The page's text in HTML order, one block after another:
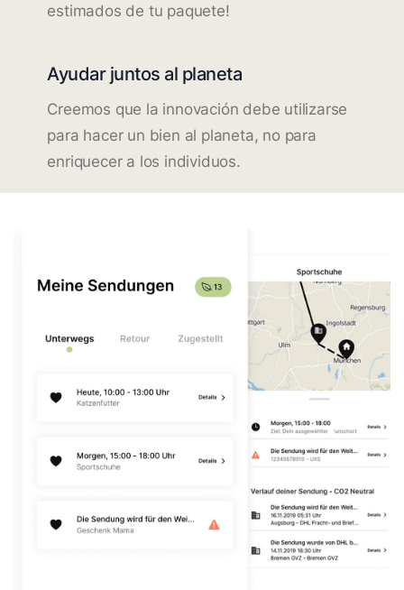
estimados de tu paquete!
Ayudar juntos al planeta
Creemos que la innovación debe utilizarse
para hacer un bien al planeta, no para
enriquecer a los individuos.